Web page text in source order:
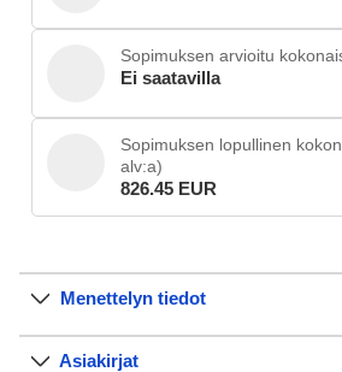
Sopimuksen arvioitu
Ei saatavilla
Sopimuksen lopullinen
alv:a)
826.45 EUR
Menettelyn tiedot
Asiakirjat